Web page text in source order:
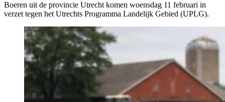
Boeren uit de provincie Utrecht komen woensdag 11 februari in
verzet tegen het Utrechts Programma Landelijk Gebied (UPLG).